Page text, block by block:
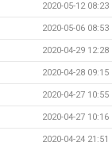
2020-05-12 08:23
2020-05-06 08:53
2020-04-29 12:28
2020-04-28 09:15
2020-04-27 10:55
2020-04-27 10:16
2020-04-24 21:51